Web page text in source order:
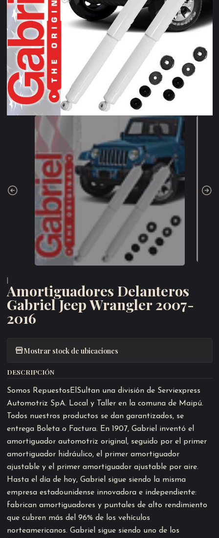
Amortiguadores Delanteros
Gabriel Jeep Wrangler 2007-
2016
Mostrar stock de ubicaciones
DESCRIPCIÓN
Somos RepuestosElSultan una división de Serviexpress
Automotriz SpA. Local y Taller en la comuna de Maipú.
Todos nuestros productos se dan garantizados, se
entrega Boleta o Factura. En 1907, Gabriel inventó el
amortiguador automotriz original, seguido por el primer
amortiguador hidráulico, el primer amortiguador
ajustable y el primer amortiguador ajustable por aire.
Hasta el día de hoy, Gabriel sigue siendo la misma
empresa estadounidense innovadora e independiente:
fabrican amortiguadores y puntales de alto rendimiento
que cubren más del 96% de los vehículos
norteamericanos. Gabriel sigue siendo uno de los